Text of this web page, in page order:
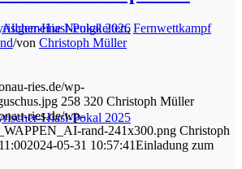
Hiasl-Pokal 2026
Hiasl-Pokal 2025
Allgemeine Neuigkeiten,Fernwettkampf
/von Christoph Müller
ries.de/wp-
258 320 Christoph Müller
ries.de/wp-
rand-241x300.png Christoph
2024-05-31 10:57:41Einladung zum